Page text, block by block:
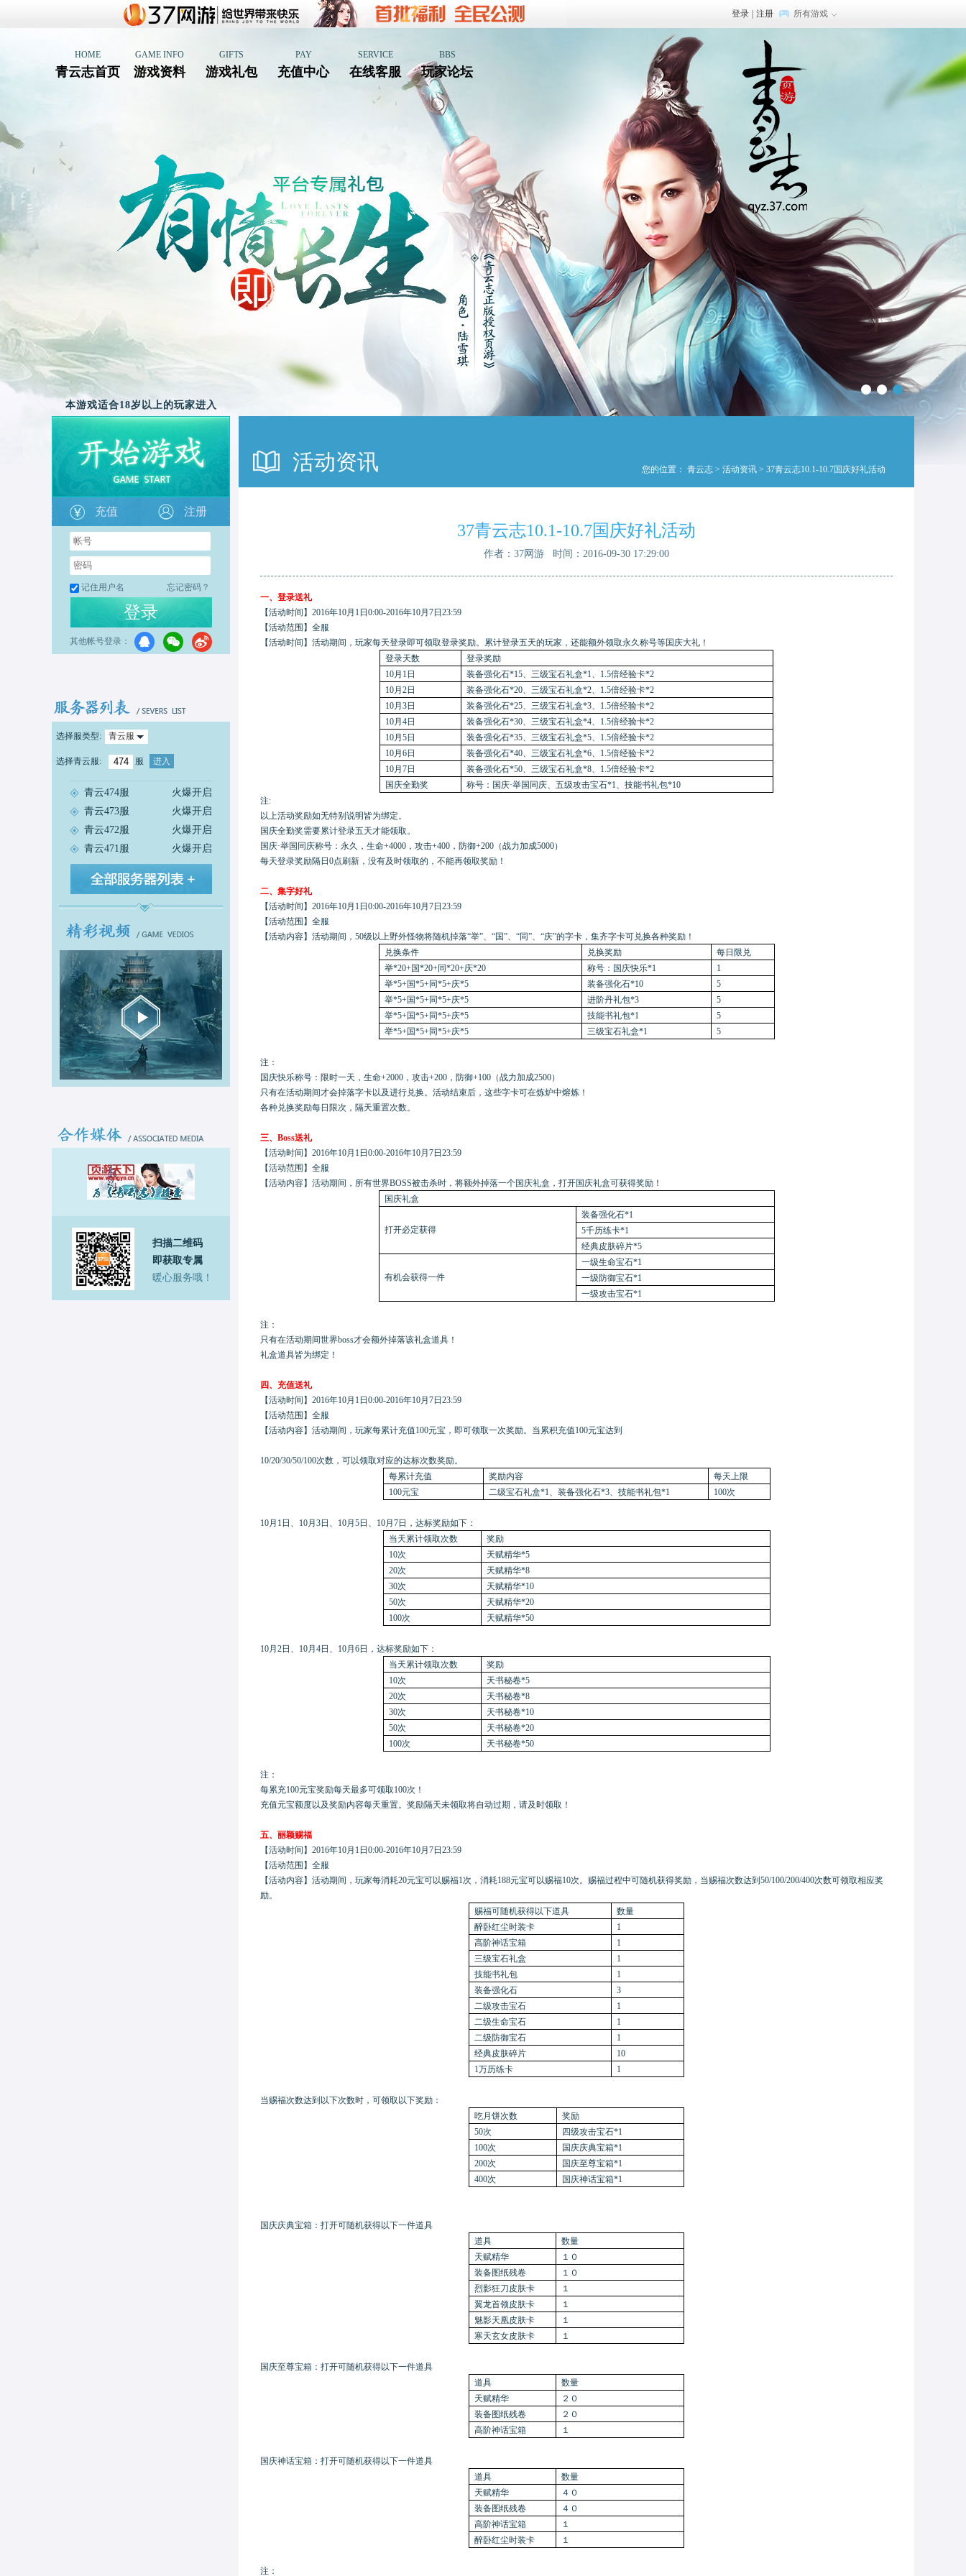
登录 注册 所有游戏
HOME
青云志首页
GAME INFO
游戏资料
GIFTS
游戏礼包
PAY
充值中心
SERVICE
在线客服
BBS
玩家论坛
本游戏适合18岁以上的玩家进入
充值 注册
记住用户名 忘记密码？
登录
其他帐号登录：
选择服类型: 青云服
选择青云服: 服 进入
火爆开启
青云474服
火爆开启
青云473服
火爆开启
青云472服
火爆开启
青云471服
扫描二维码
即获取专属
暖心服务哦！
活动资讯 您的位置： 青云志 > 活动资讯 > 37青云志10.1-10.7国庆好礼活动
37青云志10.1-10.7国庆好礼活动
作者：37网游 时间：2016-09-30 17:29:00
一、 登录送礼
【活动时间】 2016年10月1日0:00-2016年10月7日23:59
【活动范围】 全服
【活动时间】 活动期间，玩家每天登录即可领取登录奖励。累计登录五天的玩家，还能额外领取永久称号等国庆大礼！
登录天数
登录奖励
10月1日
装备强化石*15、三级宝石礼盒*1、1.5倍经验卡*2
10月2日
装备强化石*20、三级宝石礼盒*2、1.5倍经验卡*2
10月3日
装备强化石*25、三级宝石礼盒*3、1.5倍经验卡*2
10月4日
装备强化石*30、三级宝石礼盒*4、1.5倍经验卡*2
10月5日
装备强化石*35、三级宝石礼盒*5、1.5倍经验卡*2
10月6日
装备强化石*40、三级宝石礼盒*6、1.5倍经验卡*2
10月7日
装备强化石*50、三级宝石礼盒*8、1.5倍经验卡*2
国庆全勤奖
称号：国庆·举国同庆、五级攻击宝石*1、技能书礼包*10
注:
以上活动奖励如无特别说明皆为绑定。
国庆全勤奖需要累计登录五天才能领取。
国庆·举国同庆称号：永久，生命+4000，攻击+400，防御+200（战力加成5000）
每天登录奖励隔日 0点刷新，没有及时领取的，不能再领取奖励！
二、 集字好礼
【活动时间】 2016年10月1日0:00-2016年10月7日23:59
【活动范围】 全服
【活动内容】 活动期间， 50级以上野外怪物将随机掉落“举”、“国”、“同”、“庆”的字卡，集齐字卡可兑换各种奖励！
兑换条件
兑换奖励
每日限兑
举*20+国*20+同*20+庆*20
称号：国庆快乐*1
1
举*5+国*5+同*5+庆*5
装备强化石*10
5
举*5+国*5+同*5+庆*5
进阶丹礼包*3
5
举*5+国*5+同*5+庆*5
技能书礼包*1
5
举*5+国*5+同*5+庆*5
三级宝石礼盒*1 5
注：
国庆快乐称号：限时一天，生命+2000，攻击+200，防御+100（战力加成2500）
只有在活动期间才会掉落字卡以及进行兑换。活动结束后，这些字卡可在炼炉中熔炼！
各种兑换奖励每日限次，隔天重置次数。
三、 Boss送礼
【活动时间】 2016年10月1日0:00-2016年10月7日23:59
【活动范围】 全服
【活动内容】 活动期间，所有世界BOSS被击杀时，将额外掉落一个国庆礼盒，打开国庆礼盒可获得奖励！
国庆礼盒
打开必定获得
装备强化石*1
5千历练卡*1
经典皮肤碎片*5
有机会获得一件
一级生命宝石*1
一级防御宝石*1
一级攻击宝石*1
注：
只有在活动期间世界boss才会额外掉落该礼盒道具！
礼盒道具皆为绑定！
四、 充值送礼
【活动时间】 2016年10月1日0:00-2016年10月7日23:59
【活动范围】 全服
【活动内容】 活动期间，玩家每累计充值100元宝，即可领取一次奖励。当累积充值100元宝达到
10/20/30/50/100次数，可以领取对应的达标次数奖励。
每累计充值
奖励内容
每天上限
100元宝
二级宝石礼盒*1、装备强化石*3、技能书礼包*1 100次
10月1日、10月3日、10月5日、10月7日，达标奖励如下：
当天累计领取次数
奖励
10次
天赋精华*5
20次
天赋精华*8
30次
天赋精华*10
50次
天赋精华*20
100次
天赋精华*50
10月2日、10月4日、10月6日，达标奖励如下：
当天累计领取次数
奖励
10次
天书秘卷*5
20次
天书秘卷*8
30次
天书秘卷*10
50次
天书秘卷*20
100次
天书秘卷*50
注：
每累充100元宝奖励每天最多可领取100次！
充值元宝额度以及奖励内容每天重置。奖励隔天未领取将自动过期，请及时领取！
五、 丽颖赐福
【活动时间】 2016年10月1日0:00-2016年10月7日23:59
【活动范围】 全服
【活动内容】 活动期间，玩家每消耗20元宝可以赐福1次，消耗188元宝可以赐福10次。赐福过程中可随机获得奖励，当赐福次数达到50/100/200/400次数可领取相应奖
励。
赐福可随机获得以下道具
数量
醉卧红尘时装卡
1
高阶神话宝箱
1
三级宝石礼盒
1
技能书礼包
1
装备强化石
3
二级攻击宝石
1
二级生命宝石
1
二级防御宝石
1
经典皮肤碎片
10
1万历练卡
1
当赐福次数达到以下次数时，可领取以下奖励：
吃月饼次数
奖励
50次
四级攻击宝石*1
100次
国庆庆典宝箱*1
200次
国庆至尊宝箱*1
400次
国庆神话宝箱*1
国庆庆典宝箱：打开可随机获得以下一件道具
道具
数量
天赋精华
１０
装备图纸残卷
１０
烈影狂刀皮肤卡
１
翼龙首领皮肤卡
１
魅影天凰皮肤卡
１
寒天玄女皮肤卡
１
国庆至尊宝箱：打开可随机获得以下一件道具
道具
数量
天赋精华
２０
装备图纸残卷
２０
高阶神话宝箱
１
国庆神话宝箱：打开可随机获得以下一件道具
道具
数量
天赋精华
４０
装备图纸残卷
４０
高阶神话宝箱
１
醉卧红尘时装卡
１
注：